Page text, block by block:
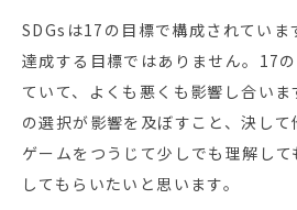
SDGsは17の目標で構成されていま
達成する目標ではありません。17
ていて、よくも悪くも影響し合い
の選択が影響を及ぼすこと、決し
ゲームをつうじて少しでも理解し
してもらいたいと思います。